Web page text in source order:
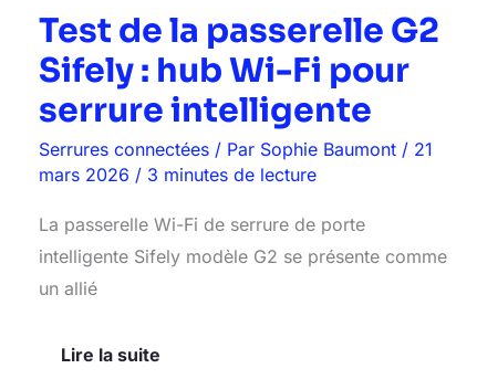
Test de la passerelle G2
Sifely : hub Wi-Fi pour
serrure intelligente
Serrures connectées / Par Sophie Baumont / 21
mars 2026 / 3 minutes de lecture
La passerelle Wi-Fi de serrure de porte
intelligente Sifely modèle G2 se présente comme
un allié
Lire la suite